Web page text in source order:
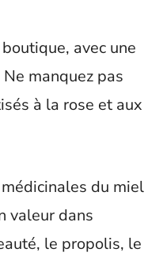
avec une
manquez pas
à la rose et aux
du miel
valeur dans
le propolis, le